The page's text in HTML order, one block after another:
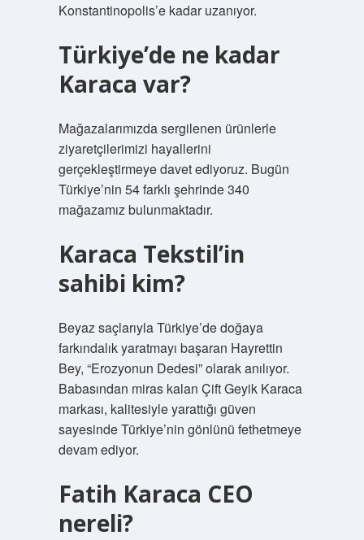
Konstantinopolis’e kadar uzanıyor.
Türkiye’de ne kadar
Karaca var?
Mağazalarımızda sergilenen ürünlerle
ziyaretçilerimizi hayallerini
gerçekleştirmeye davet ediyoruz. Bugün
Türkiye’nin 54 farklı şehrinde 340
mağazamız bulunmaktadır.
Karaca Tekstil’in
sahibi kim?
Beyaz saçlarıyla Türkiye’de doğaya
farkındalık yaratmayı başaran Hayrettin
Bey, “Erozyonun Dedesi” olarak anılıyor.
Babasından miras kalan Çift Geyik Karaca
markası, kalitesiyle yarattığı güven
sayesinde Türkiye’nin gönlünü fethetmeye
devam ediyor.
Fatih Karaca CEO
nereli?